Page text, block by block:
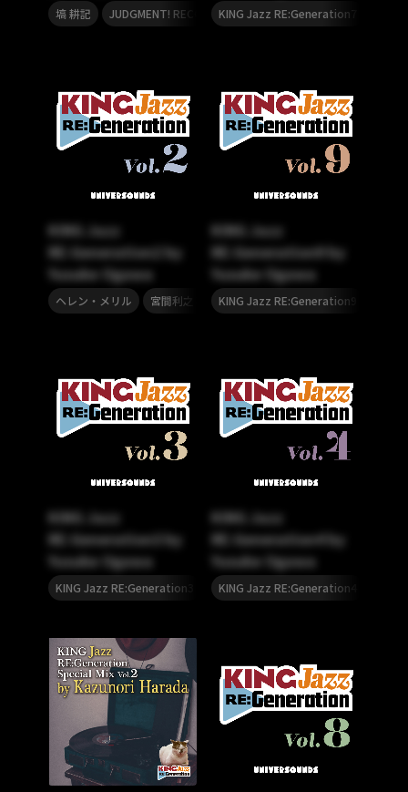
塙 耕記 JUDGMENT! RECORDS , KING Jazz RE:Generation
KING Jazz RE:Generation7
KING Jazz
RE:Generation2 by
Yusuke Ogawa
ヘレン・メリル 宮間利之とニューハード・オーケストラ
KING Jazz
RE:Generation9 by
Yusuke Ogawa
KING Jazz RE:Generation9
KING Jazz
RE:Generation3 by
Yusuke Ogawa
KING Jazz RE:Generation3 KING Jazz RE:Generation
KING Jazz
RE:Generation4 by
Yusuke Ogawa
KING Jazz RE:Generation4